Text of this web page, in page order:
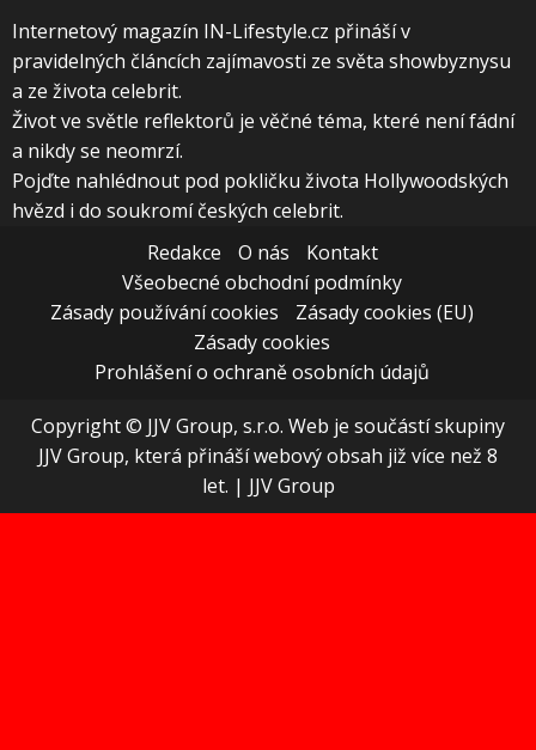
Internetový magazín IN-Lifestyle.cz přináší v
pravidelných článcích zajímavosti ze světa showbyznysu
a ze života celebrit.
Život ve světle reflektorů je věčné téma, které není fádní
a nikdy se neomrzí.
Pojďte nahlédnout pod pokličku života Hollywoodských
hvězd i do soukromí českých celebrit.
Redakce
O nás
Kontakt
Všeobecné obchodní podmínky
Zásady používání cookies
Zásady cookies (EU)
Zásady cookies
Prohlášení o ochraně osobních údajů
Copyright © JJV Group, s.r.o. Web je součástí skupiny
JJV Group, která přináší webový obsah již více než 8
let. | JJV Group